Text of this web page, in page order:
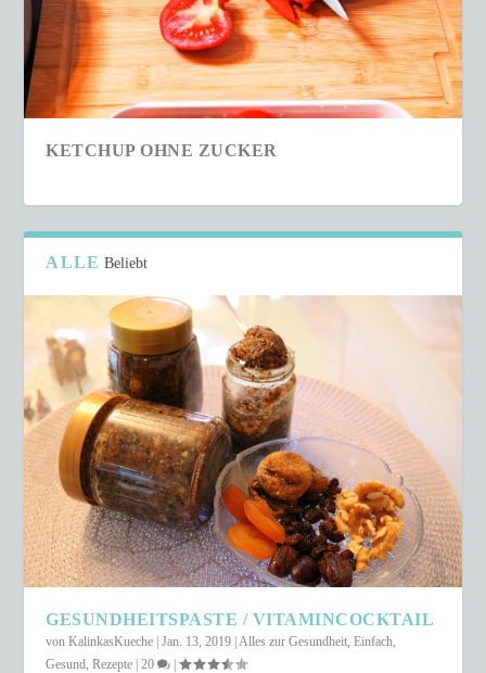
KETCHUP OHNE ZUCKER
SCHNELLER COUSCOUS-SALAT IN NUR 15
MINUTEN
ALLE Beliebt
GESUNDHEITSPASTE / VITAMINCOCKTAIL
vonKalinkasKueche |Jan. 13, 2019 |Alles zur Gesundheit,Einfach,
Gesund,Rezepte |20 |